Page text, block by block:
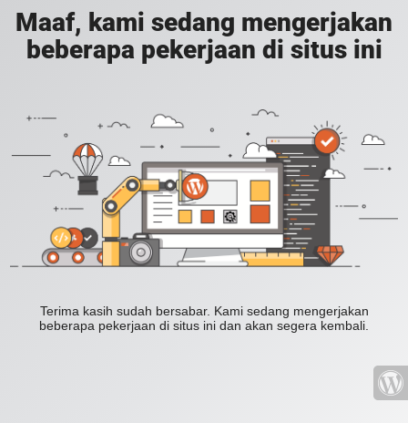
Maaf, kami sedang mengerjakan
beberapa pekerjaan di situs ini
Terima kasih sudah bersabar. Kami sedang mengerjakan
beberapa pekerjaan di situs ini dan akan segera kembali.